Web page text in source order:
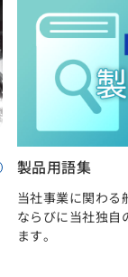
製品用語集
当社事業に関わる
ならびに当社独自
ます。